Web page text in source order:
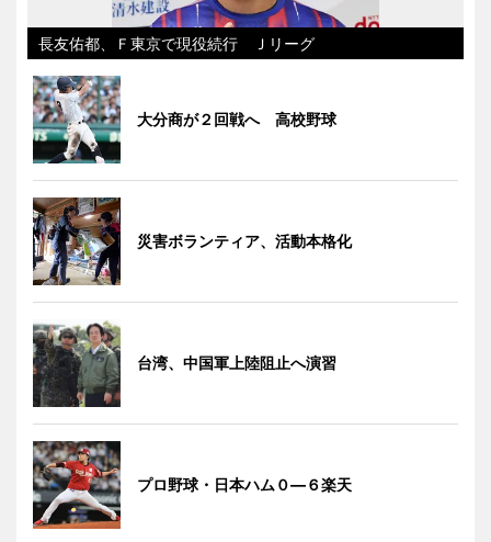
長友佑都、Ｆ東京で現役続行 Ｊリーグ
大分商が２回戦へ 高校野球
災害ボランティア、活動本格化
台湾、中国軍上陸阻止へ演習
プロ野球・日本ハム０―６楽天